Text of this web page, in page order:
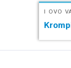
I OVO